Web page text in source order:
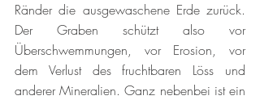
Ränder die ausgewaschene Erde zurück.
Der Graben schützt also vor
Überschwemmungen, vor Erosion, vor
dem Verlust des fruchtbaren Löss und
anderer Mineralien. Ganz nebenbei ist ein